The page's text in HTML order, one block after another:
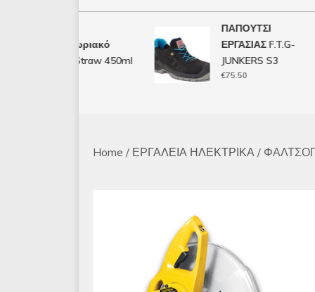
Αντισκωριακό
Smart Straw 450ml
ΠΑΠΟΥΤΣΙ
ΕΡΓΑΣΙΑΣ F.T.G-
JUNKERS S3
€ 75.50
Home / ΕΡΓΑΛΕΙΑ ΗΛΕΚΤΡΙΚΑ /